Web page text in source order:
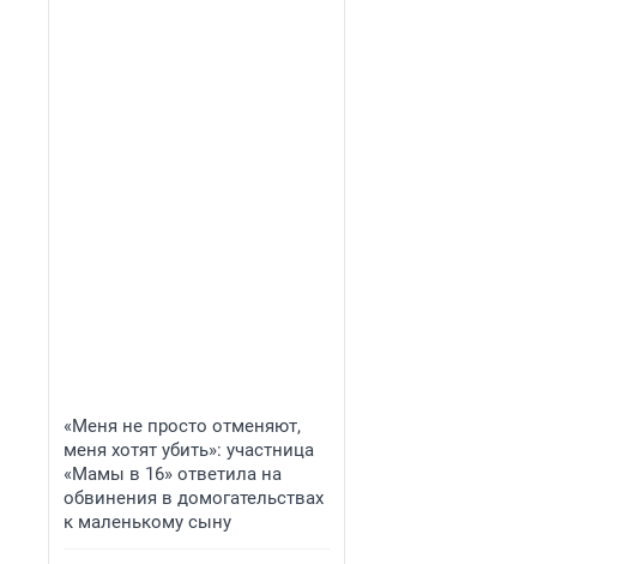
«Меня не просто отменяют,
меня хотят убить»: участница
«Мамы в 16» ответила на
обвинения в домогательствах
к маленькому сыну